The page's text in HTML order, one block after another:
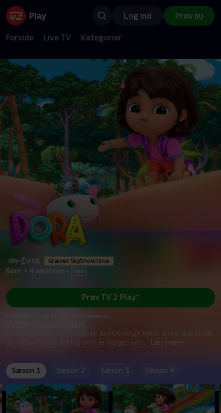
Log ind Prøv nu
Forside Live TV Kategorier
Kræver SkyShowtime
Børn • 4 sæsoner •
Dora og Boots skal følge en axolotl-unge hjem. Dora skal redde
den Store Røde Kylling, som er fanget i en
Læs mere
Prøv TV 2 Play*
*tilkøbes til TV 2 Play abonnement
Sæson 1 Sæson 2 Sæson 3 Sæson 4